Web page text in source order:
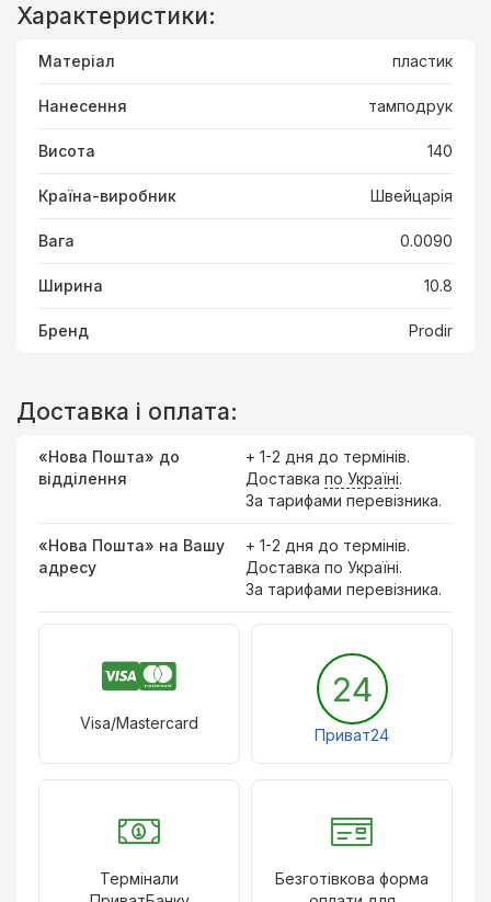
Характеристики:
Матеріал пластик
Нанесення тамподрук
Висота 140
Країна-виробник Швейцарія
Вага 0.0090
Ширина 10.8
Бренд Prodir
Доставка і оплата:
«Нова Пошта» до
відділення
+ 1-2 дня до термінів.
Доставка по Україні.
За тарифами перевізника.
«Нова Пошта» на Вашу
адресу
+ 1-2 дня до термінів.
Доставка по Україні.
За тарифами перевізника.
Visa/Mastercard
24
Приват24
Термінали
Безготівкова форма